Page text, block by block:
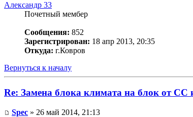
Александр 33
Почетный мембер
Сообщения: 852
Зарегистрирован: 18 апр 2013, 20:35
Откуда: г.Ковров
Вернуться к началу
Re: Замена блока климата на блок от CC
Spec » 26 май 2014, 21:13